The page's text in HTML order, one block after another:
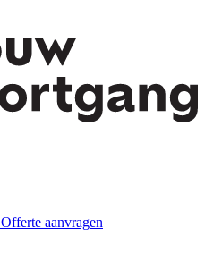
Offerte aanvragen